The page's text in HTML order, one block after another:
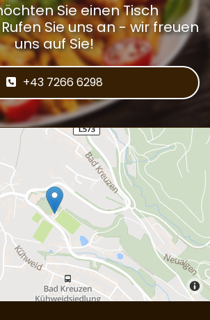
Sie einen Tisch
Sie uns an - wir freuen
uns auf Sie!
+43 7266 6298